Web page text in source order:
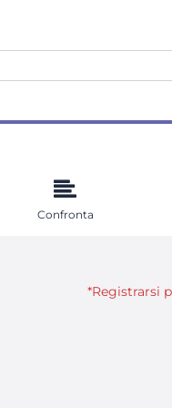
Confronta
*Registrarsi